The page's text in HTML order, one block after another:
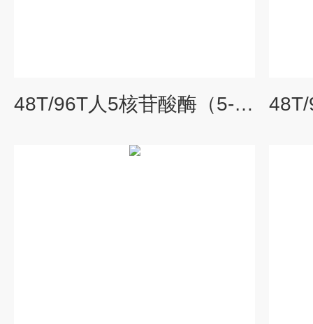
48T/96T人5核苷酸酶（5-NT）elisa试剂盒厂家